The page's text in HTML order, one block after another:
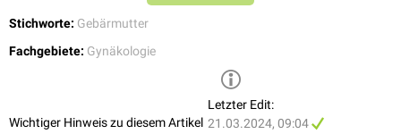
Stichworte: Gebärmutter
Fachgebiete: Gynäkologie
Wichtiger Hinweis zu diesem Artikel
Letzter Edit:
21.03.2024, 09:04